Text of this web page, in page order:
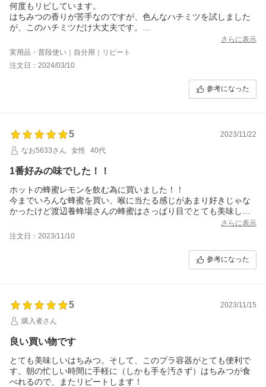
何度もリピしています。
はちみつの香りが苦手なのですが、色んなハチミツを試しました
が、このハチミツだけ大丈夫です。
健康のために、はちみつ紅茶レモンでいただいています。美味し
いです。
さらに表示
実用品・普段使い｜自分用｜リピート
注文日：2024/03/10
参考になった
5
2023/11/22
なお5633さん
女性 40代
1番好みの味でした！！
ホットの蜂蜜レモンを飲む為に買いました！！
今までいろんな蜂蜜を買い、喉に当たる感じがあまり好きじゃな
かったけど渡辺養蜂場さんの蜂蜜はさっぱり目でとても美味しく
トーストにも美味しくて最近は蜂蜜バターばっかりです！！
さらに表示
注文日：2023/11/10
参考になった
5
2023/11/15
購入者さん
良い買い物です
とても美味しいはちみつ。そして、このプラ容器がとても便利で
す。朝の忙しい時間に手軽に（しかも手を汚さず）はちみつが食
べれるので、またリピートします！